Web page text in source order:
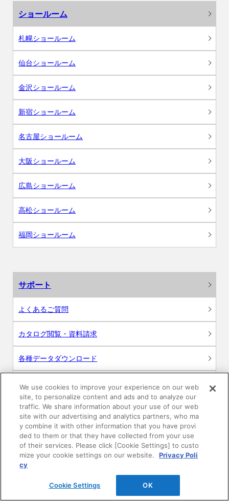
ショールーム
札幌ショールーム
仙台ショールーム
金沢ショールーム
新宿ショールーム
名古屋ショールーム
大阪ショールーム
広島ショールーム
高松ショールーム
福岡ショールーム
サポート
よくあるご質問
カタログ閲覧・資料請求
各種データダウンロード
WEB見積・各種シミュレーション
交換用部品の購入
修理・点検
お問い合わせ
We use cookies to improve your experience on our web
site, to personalize content and ads and to analyze our
traffic. We share information about your use of our web
site with our advertising and analytics partners, who ma
y combine it with other information that you have provi
ded to them or that they have collected from your use
of their services. Please click [Cookie Settings] to custo
mize your cookie settings on our website.
Privacy Poli
cy
Cookie Settings OK